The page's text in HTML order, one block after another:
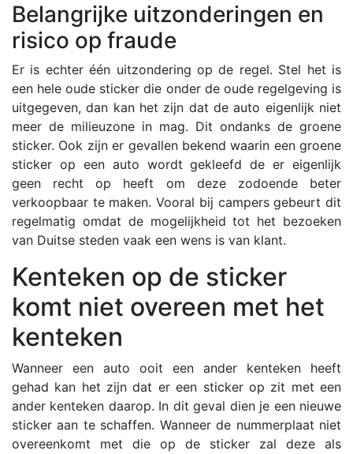
Belangrijke uitzonderingen en
risico op fraude
Er is echter één uitzondering op de regel. Stel het is
een hele oude sticker die onder de oude regelgeving is
uitgegeven, dan kan het zijn dat de auto eigenlijk niet
meer de milieuzone in mag. Dit ondanks de groene
sticker. Ook zijn er gevallen bekend waarin een groene
sticker op een auto wordt gekleefd de er eigenlijk
geen recht op heeft om deze zodoende beter
verkoopbaar te maken. Vooral bij campers gebeurt dit
regelmatig omdat de mogelijkheid tot het bezoeken
van Duitse steden vaak een wens is van klant.
Kenteken op de sticker
komt niet overeen met het
kenteken
Wanneer een auto ooit een ander kenteken heeft
gehad kan het zijn dat er een sticker op zit met een
ander kenteken daarop. In dit geval dien je een nieuwe
sticker aan te schaffen. Wanneer de nummerplaat niet
overeenkomt met die op de sticker zal deze als